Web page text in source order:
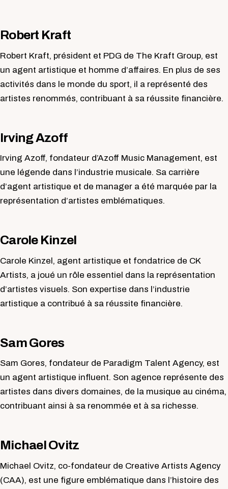
Robert Kraft
Robert Kraft, président et PDG de The Kraft Group, est
un agent artistique et homme d’affaires. En plus de ses
activités dans le monde du sport, il a représenté des
artistes renommés, contribuant à sa réussite financière.
Irving Azoff
Irving Azoff, fondateur d’Azoff Music Management, est
une légende dans l’industrie musicale. Sa carrière
d’agent artistique et de manager a été marquée par la
représentation d’artistes emblématiques.
Carole Kinzel
Carole Kinzel, agent artistique et fondatrice de CK
Artists, a joué un rôle essentiel dans la représentation
d’artistes visuels. Son expertise dans l’industrie
artistique a contribué à sa réussite financière.
Sam Gores
Sam Gores, fondateur de Paradigm Talent Agency, est
un agent artistique influent. Son agence représente des
artistes dans divers domaines, de la musique au cinéma,
contribuant ainsi à sa renommée et à sa richesse.
Michael Ovitz
Michael Ovitz, co-fondateur de Creative Artists Agency
(CAA), est une figure emblématique dans l’histoire des